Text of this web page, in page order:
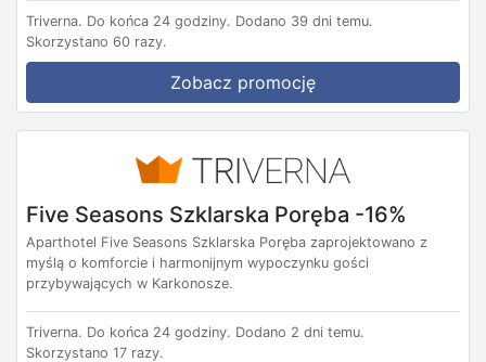
Triverna. Do końca 24 godziny. Dodano 39 dni temu.
Skorzystano 60 razy.
Zobacz promocję
Five Seasons Szklarska Poręba -16%
Aparthotel Five Seasons Szklarska Poręba zaprojektowano z
myślą o komforcie i harmonijnym wypoczynku gości
przybywających w Karkonosze.
Triverna. Do końca 24 godziny. Dodano 2 dni temu.
Skorzystano 17 razy.